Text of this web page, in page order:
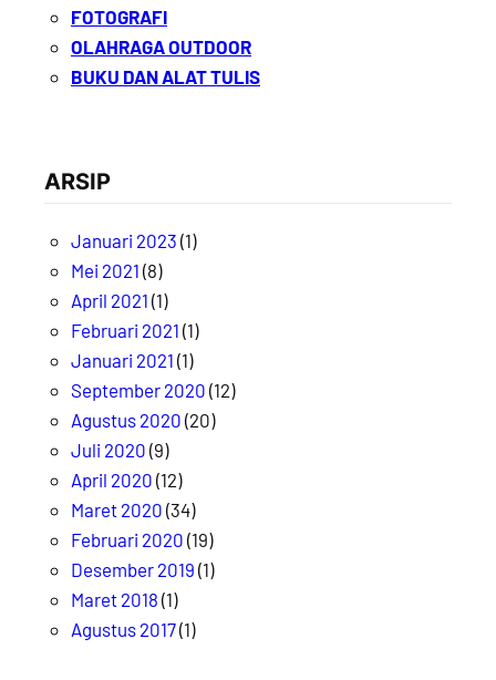
FOTOGRAFI
OLAHRAGA OUTDOOR
BUKU DAN ALAT TULIS
ARSIP
Januari 2023 (1)
Mei 2021 (8)
April 2021 (1)
Februari 2021 (1)
Januari 2021 (1)
September 2020 (12)
Agustus 2020 (20)
Juli 2020 (9)
April 2020 (12)
Maret 2020 (34)
Februari 2020 (19)
Desember 2019 (1)
Maret 2018 (1)
Agustus 2017(1)